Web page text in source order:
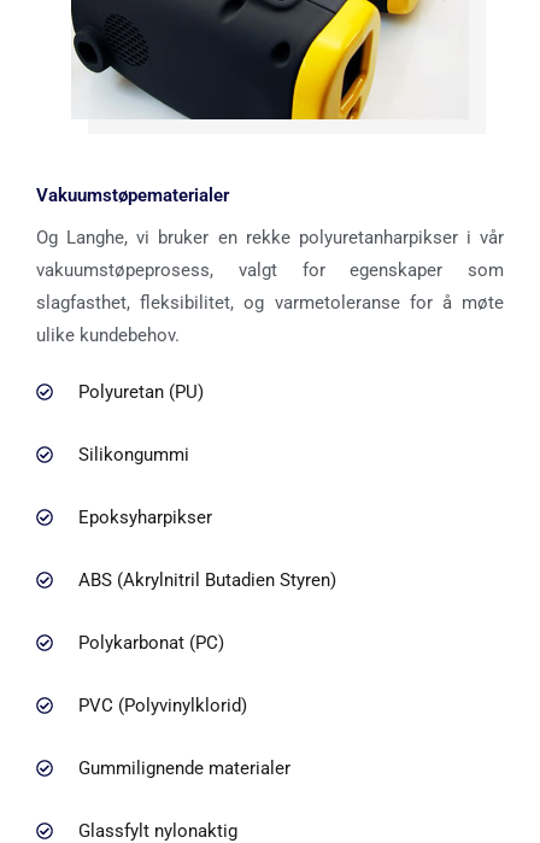
Vakuumstøpematerialer
Og Langhe, vi bruker en rekke polyuretanharpikser i vår
vakuumstøpeprosess, valgt for egenskaper som
slagfasthet, fleksibilitet, og varmetoleranse for å møte
ulike kundebehov.
Polyuretan (PU)
Silikongummi
Epoksyharpikser
ABS (Akrylnitril Butadien Styren)
Polykarbonat (PC)
PVC (Polyvinylklorid)
Gummilignende materialer
Glassfylt nylonaktig